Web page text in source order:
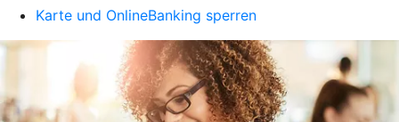
Karte und OnlineBanking sperren